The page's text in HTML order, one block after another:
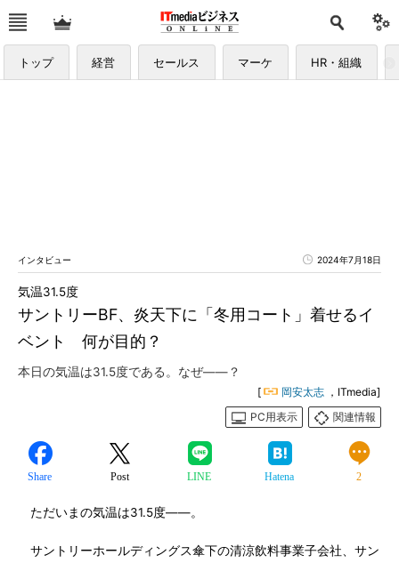
トップ 経営 セールス マーケ HR・組織
インタビュー 2024年7月18日
サントリーBF、炎天下に「冬用コート」着せるイ
ベント 何が目的？
気温31.5度
本日の気温は31.5度である。なぜ――？
[ 岡安太志 ，ITmedia]
PC用表示
関連情報
Share Post LINE Hatena 2
ただいまの気温は31.5度――。
サントリーホールディングス傘下の清涼飲料事業子会社、サン